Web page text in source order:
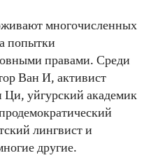
многочисленных
попытки
правами. Среди
Ван И, активист
Ци, уйгурский академик
лингвист и
другие.